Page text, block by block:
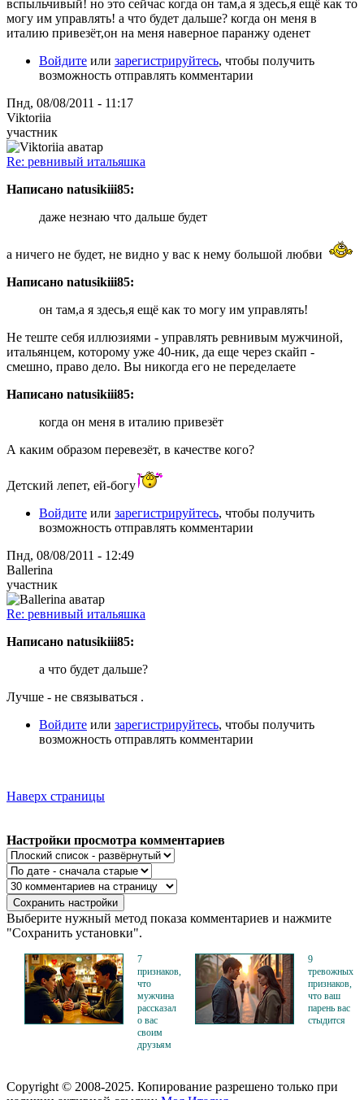
вспыльчивый! но это сейчас когда он там,а я здесь,я ещё как то
могу им управлять! а что будет дальше? когда он меня в
италию привезёт,он на меня наверное паранжу оденет
Войдите или зарегистрируйтесь, чтобы получить
возможность отправлять комментарии
Пнд, 08/08/2011 - 11:17
Viktoriia
участник
Re: ревнивый итальяшка
Написано natusikiii85:
даже незнаю что дальше будет
а ничего не будет, не видно у вас к нему большой любви
Написано natusikiii85:
он там,а я здесь,я ещё как то могу им управлять!
Не теште себя иллюзиями - управлять ревнивым мужчиной,
итальянцем, которому уже 40-ник, да еще через скайп -
смешно, право дело. Вы никогда его не переделаете
Написано natusikiii85:
когда он меня в италию привезёт
А каким образом перевезёт, в качестве кого?
Детский лепет, ей-богу
Войдите или зарегистрируйтесь, чтобы получить
возможность отправлять комментарии
Пнд, 08/08/2011 - 12:49
Ballerina
участник
Re: ревнивый итальяшка
Написано natusikiii85:
а что будет дальше?
Лучше - не связываться .
Войдите или зарегистрируйтесь, чтобы получить
возможность отправлять комментарии
Наверх страницы
Настройки просмотра комментариев
Выберите нужный метод показа комментариев и нажмите
"Сохранить установки".
7
признаков,
что
мужчина
рассказал
о вас
своим
друзьям
9
тревожных
признаков,
что ваш
парень вас
стыдится
Copyright © 2008-2025. Копирование разрешено только при